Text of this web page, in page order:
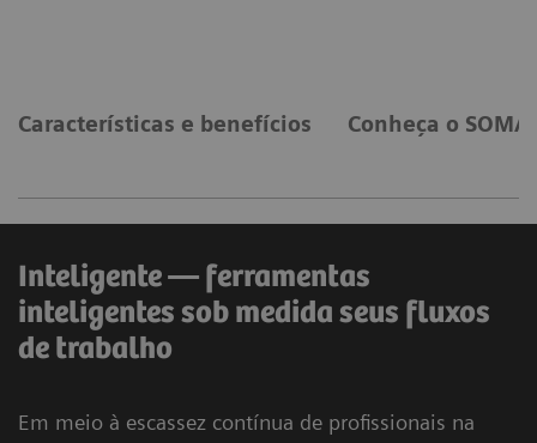
Características e benefícios Conheça o
Inteligente — ferramentas
inteligentes sob medida seus fluxos
de trabalho
Em meio à escassez contínua de profissionais na